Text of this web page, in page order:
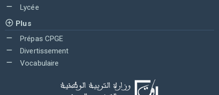
Lycée
Plus
Prépas CPGE
Divertissement
Vocabulaire